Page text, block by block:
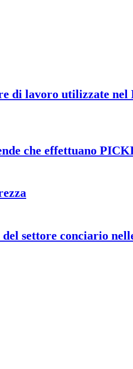
di lavoro utilizzate
che effettuano
settore conciario